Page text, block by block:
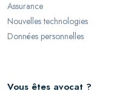
Assurance
Nouvelles technologies
Données personnelles
Vous êtes avocat ?